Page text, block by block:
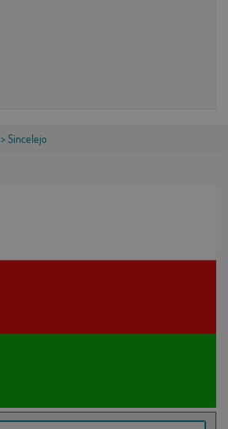
> Sincelejo